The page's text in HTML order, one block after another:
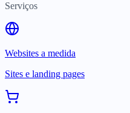
Serviços
Websites a medida
Sites e landing pages